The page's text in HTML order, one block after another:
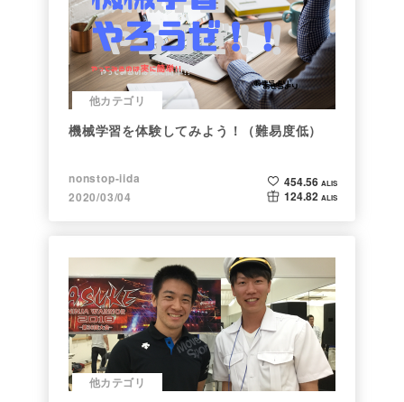
他カテゴリ
機械学習を体験してみよう！（難易度低）
nonstop-iida
2020/03/04
454.56 ALIS
124.82 ALIS
他カテゴリ